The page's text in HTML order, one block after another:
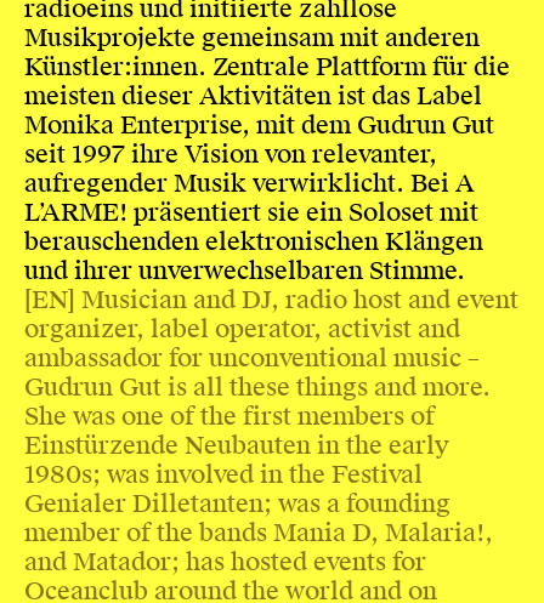
radioeins und initiierte zahllose
Musikprojekte gemeinsam mit anderen
Künstler:innen. Zentrale Plattform für die
meisten dieser Aktivitäten ist das Label
Monika Enterprise, mit dem Gudrun Gut
seit 1997 ihre Vision von relevanter,
aufregender Musik verwirklicht. Bei A
L’ARME! präsentiert sie ein Soloset mit
berauschenden elektronischen Klängen
und ihrer unverwechselbaren Stimme.
[EN] Musician and DJ, radio host and event
organizer, label operator, activist and
ambassador for unconventional music –
Gudrun Gut is all these things and more.
She was one of the first members of
Einstürzende Neubauten in the early
1980s; was involved in the Festival
Genialer Dilletanten; was a founding
member of the bands Mania D, Malaria!,
and Matador; has hosted events for
Oceanclub around the world and on